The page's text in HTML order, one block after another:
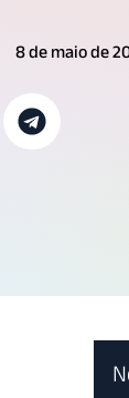
8 de maio de